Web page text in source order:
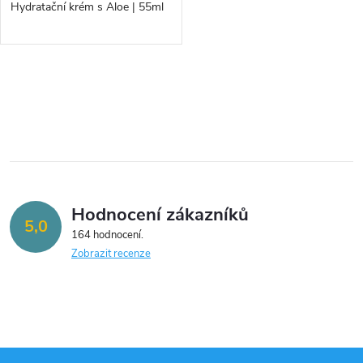
d
u
ů
d
t
ů
Hydratační krém s Aloe | 55ml
l
d
a
p
5,0 Hodnocení zákazníků
164 hodnocení
Zobrazit recenze